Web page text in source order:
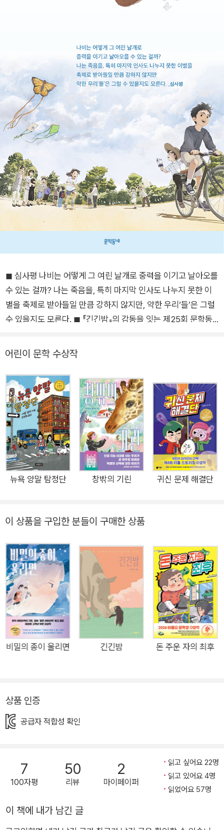
◼ 심사평 나비는 어떻게 그 여린 날개로 중력을 이기고 날아오를
수 있는 걸까? 나는 죽음을, 특히 마지막 인사도 나누지 못한 이
별을 축제로 받아들일 만큼 강하지 않지만, 약한 우리‘들’은 그럴
수 있을지도 모른다. ◼ 『긴긴밤』의 감동을 잇는 제25회 문학동
모험을 시작했다 메아리 누나는 여름방학에 친구와 놀러 갔다가
고, 누나의 단짝인 두나 누나는 새벽에 나에게 문자를 하다 만다.
엄마는 피켓을 들고 아침마다 어디론가 가고, 두나 누나와 나는
“잘 지냈어?” 따위의 인사를 나누지 못한다. 익숙한 풍경 어디에
도 누나는 없다. 새로운 것에 도전하는 걸 좋아하고, 게임의 범인
을 귀신같이 찾아내고, 왼쪽 청력이 약한 날 위해 내 왼편에 서 주
며 세상의 소리를 함께 들어 주었던 누나. 하지만 이제 누나는 마
니또 선물을 전하지 못하고, 일 년 전 나와 한 약속도 지키지 못한
다. 누나와 나만 아는 비밀이 있다. 우리의 마지막 순간이 싸움이
의 목소리가 들려왔다. 나는 누나의 투두리스트가 적힌 노트를 가
누나가 하고 싶었던 일들을 하나하나 해 나가야 하니까. 누나가
나였다면 분명 내가 좋아하는 일들을 함께 해 주었을 테니까. ◼
슬픔의 중력을 거슬러 나비처럼 날아오르다 ◼ “사랑한 것들은
어떤 형태나 순간으로 꼭 되돌아온다.” 우리는 함께 슬퍼하는 방
법을 제대로 배운 적이 있을까? 서두르지 않고 한동안 슬픔 안에
머물러도 된다고 들은 적 있을까? 생명이 있는 모든 존재는 죽음
을 피할 수 없다. 살아 있는 한 남겨진 자가 되는 것도 피할 수 없
다. 그러므로 우리는 상실 이후의 삶, 있다가 없어진 자리의 빈 공
한다._심사평 제25회 문학동네어린이문학상을 받은 『나비도감』
섬세하고도 따듯한 시선으로 그려 낸 작품이다. 사랑하는 존재를
과학도감 속 지식 정보를 믿으며 세상을 이해해 온 산이에게 누나
의 갑작스러운 죽음은 도무지 설명되지 않는 현실이자 세계가 뒤
못한 마음, 그리고 누나의 사고 기사에 달린 난폭한 댓글들은 산
이의 머릿속에 깊게 새겨져 번번이 상처를 헤집는다. 엄마가 스스
어린이 문학 수상작
뉴욕 양말 탐정단 창밖의 기린 귀신 문제 해결단
이 상품을 구입한 분들이 구매한 상품
비밀의 종이 울리면 긴긴밤 돈 주운 자의 최후
상품 인증
공급자 적합성 확인
7
100자평
50
리뷰
2
마이페이퍼
읽고 싶어요 22명
읽고 있어요 4명
읽었어요 57명
이 책에 내가 남긴 글